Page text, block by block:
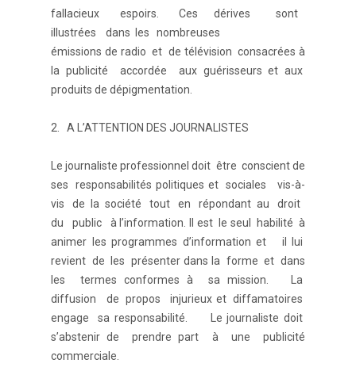
fallacieux espoirs. Ces dérives sont
illustrées dans les nombreuses
émissions de radio et de télévision consacrées à
la publicité accordée aux guérisseurs et aux
produits de dépigmentation.
2. A L’ATTENTION DES JOURNALISTES
Le journaliste professionnel doit être conscient de
ses responsabilités politiques et sociales vis-à-
vis de la société tout en répondant au droit
du public à l’information. Il est le seul habilité à
animer les programmes d’information et il lui
revient de les présenter dans la forme et dans
les termes conformes à sa mission. La
diffusion de propos injurieux et diffamatoires
engage sa responsabilité. Le journaliste doit
s’abstenir de prendre part à une publicité
commerciale.